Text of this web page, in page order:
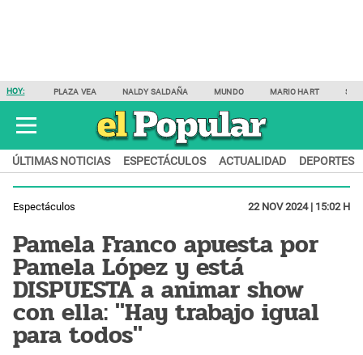
HOY: PLAZA VEA NALDY SALDAÑA MUNDO MARIO HART
ÚLTIMAS NOTICIAS ESPECTÁCULOS ACTUALIDAD DEPORTES
Espectáculos 22 NOV 2024 | 15:02 H
Pamela Franco apuesta por
Pamela López y está
DISPUESTA a animar show
con ella: "Hay trabajo igual
para todos"